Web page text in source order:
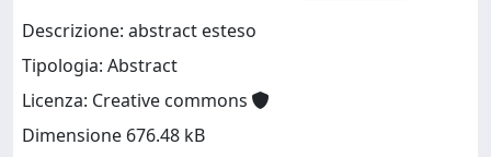
Descrizione: abstract esteso
Tipologia: Abstract
Licenza: Creative commons
Dimensione 676.48 kB